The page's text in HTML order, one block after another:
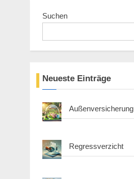
Suchen
Neueste Einträge
Außenversicherung
Regressverzicht